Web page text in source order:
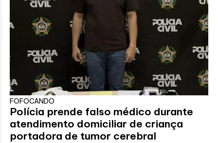
FOFOCANDO
Polícia prende falso médico durante
atendimento domiciliar de criança
portadora de tumor cerebral